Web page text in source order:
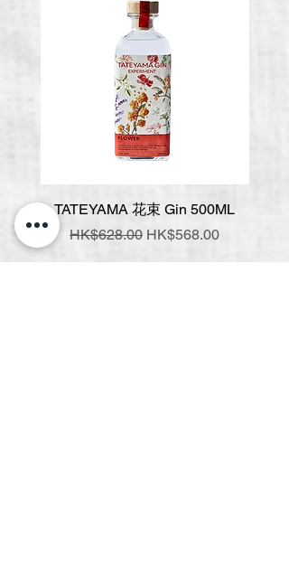
TATEYAMA 花束 Gin 500ML
一般價格
HK$628.00 促銷價格
HK$568.00